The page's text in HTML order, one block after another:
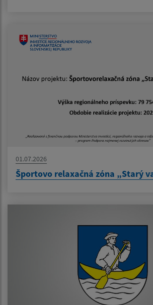
01.07.2026
Športovo relaxačná zóna „Starý